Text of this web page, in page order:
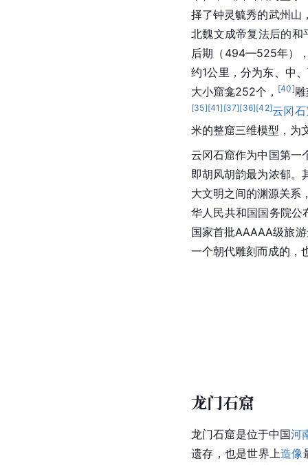
择了钟灵毓秀的武州山
北魏文成帝复法后的
后期（494—525年）
约1公里，分为东、中
大小窟龛252个， [40]
[35][41] [37][36][42]云冈
米的整窟三维模型，为
云冈石窟作为中国第一
即胡风胡韵最为浓郁。
大文明之间的渊源关系
华人民共和国国务院公
国家首批AAAAA级旅
一个朝代雕刻而成的，
龙门石窟
龙门石窟是位于中国河
遗存，也是世界上造像